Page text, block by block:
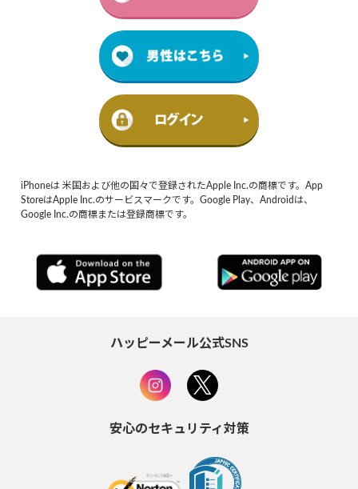
iPhoneは 米国および他の国々で登録されたApple Inc.の商標です。App
StoreはApple Inc.のサービスマークです。Google Play、Androidは、
Google Inc.の商標または登録商標です。
ハッピーメール公式SNS
安心のセキュリティ対策